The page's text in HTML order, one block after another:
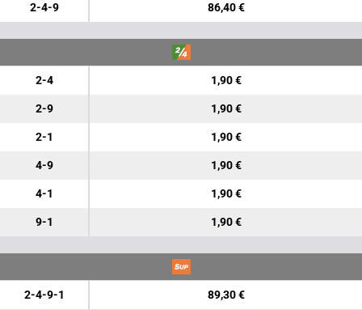
2-4-9 86,40 €
2-4 1,90 €
2-9 1,90 €
2-1 1,90 €
4-9 1,90 €
4-1 1,90 €
9-1 1,90 €
2-4-9-1 89,30 €